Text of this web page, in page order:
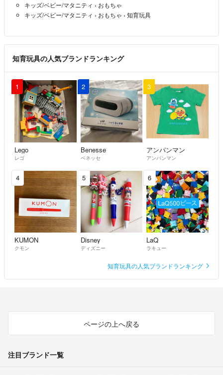
キッズ/ベビー/マタニティ › おもちゃ
キッズ/ベビー/マタニティ › おもちゃ › 知育玩具
知育玩具の人気ブランドランキング
1
Lego
レゴ
2
Benesse
ベネッセ
3
アンパンマン
アンパンマン
4
KUMON
クモン
5
Disney
ディズニー
6
LaQ
ラキュー
知育玩具の人気ブランドランキング
ページの上へ戻る
注目ブランド一覧